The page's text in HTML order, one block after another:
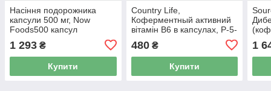
Насіння подорожника
капсули 500 мг, Now
Foods500 капсул
1 293 ₴
Купити
Country Life,
Коферментный активний
вітамін B6 в капсулах, P-5-
480₴
Купити
1